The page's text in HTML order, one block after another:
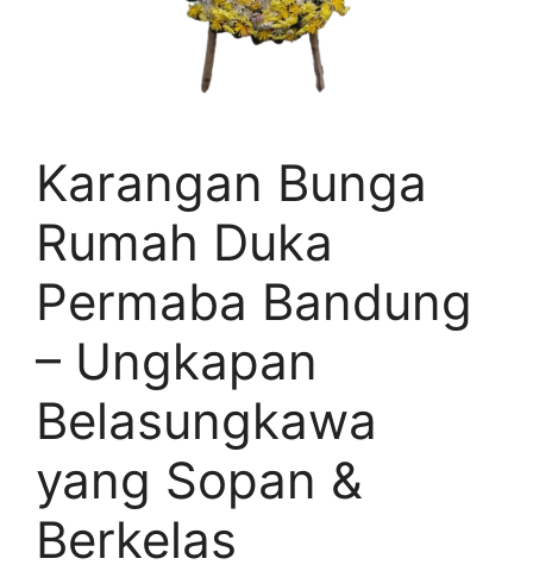
Karangan Bunga
Rumah Duka
Permaba Bandung
– Ungkapan
Belasungkawa
yang Sopan &
Berkelas